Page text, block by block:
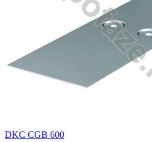
DKC CGB 600